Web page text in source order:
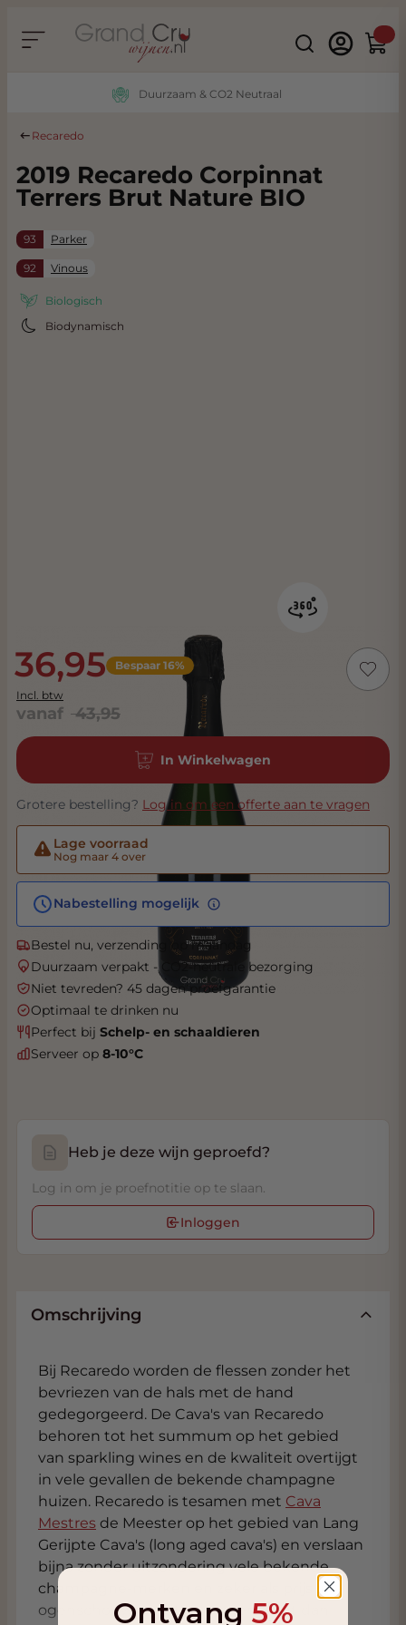
Search
Duurzaam & CO2 Neutraal
Recaredo
2019 Recaredo Corpinnat
Terrers Brut Nature BIO
93 Parker
92 Vinous
Biologisch
Biodynamisch
36,95 Bespaar 16%
Incl. btw
vanaf 43,95
In Winkelwagen
Grotere bestelling? Log in om een offerte aan te vragen
Lage voorraad
Nog maar 4 over
Nabestelling mogelijk
Bestel nu, verzending op maandag
Duurzaam verpakt - CO2-neutrale bezorging
Niet tevreden? 45 dagen proefgarantie
Optimaal te drinken nu
Perfect bij Schelp- en schaaldieren
Serveer op 8-10°C
Heb je deze wijn geproefd?
Log in om je proefnotitie op te slaan.
Inloggen
Omschrijving
Bij Recaredo worden de flessen zonder het
bevriezen van de hals met de hand
gedegorgeerd. De Cava's van Recaredo
behoren tot het summum op het gebied
van sparkling wines en de kwaliteit overtijgt
in vele gevallen de bekende champagne
huizen. Recaredo is tesamen met Cava
Mestres de Meester op het gebied van Lang
Gerijpte Cava's (long aged cava's) en verslaan
bijna zonder uitzondering vele bekende
champagne-merken en zeker als prijs in
ogenschouw wordt genomen want dan
Ontvang 5%